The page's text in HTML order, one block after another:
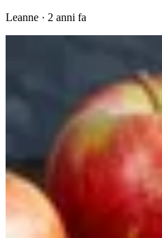
Leanne · 2 anni fa